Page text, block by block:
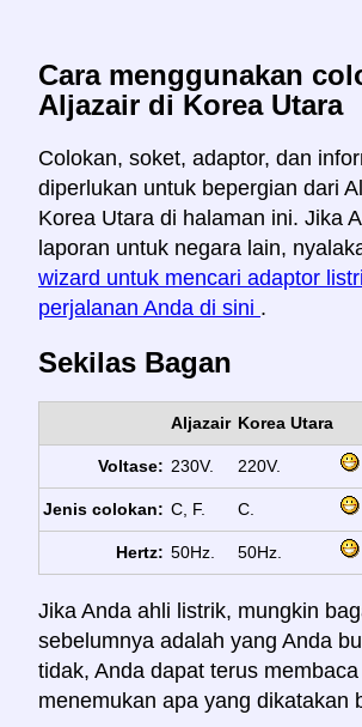
Cara menggunakan
Aljazair di Korea Utara
Colokan, soket, adaptor, dan
diperlukan untuk bepergian dari
Korea Utara di halaman ini. Jika
laporan untuk negara lain,
wizard untuk mencari adaptor
perjalanan Anda di sini .
Sekilas Bagan
Aljazair Korea Utara
Voltase: 230V. 220V.
Jenis colokan: C, F. C.
Hertz: 50Hz. 50Hz.
Jika Anda ahli listrik, mungkin
sebelumnya adalah yang Anda
tidak, Anda dapat terus
menemukan apa yang dikatakan